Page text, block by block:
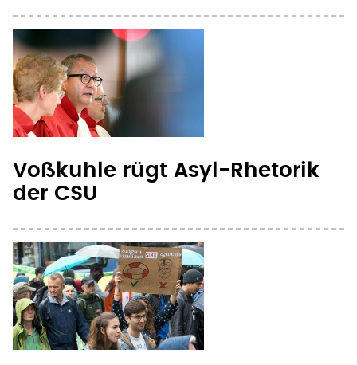
Voßkuhle rügt Asyl-Rhetorik
der CSU